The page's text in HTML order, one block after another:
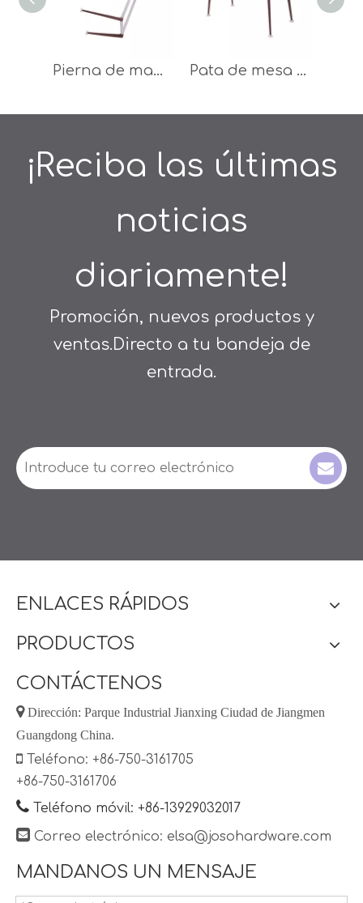
Pierna de madera de acero de los muebles de la pierna de la mesa de centro del color de la fuente de alta calidad de la fábrica Pata de mesa de color madera de acero de 1200x600x750 mm de suministro de fábrica
¡Reciba las últimas
noticias
diariamente!
Promoción, nuevos productos y
ventas.Directo a tu bandeja de
entrada.
ENLACES RÁPIDOS
PRODUCTOS
CONTÁCTENOS
Dirección: Parque Industrial Jianxing Ciudad de Jiangmen
Guangdong China.
 Teléfono: +86-750-3161705
+86-750-3161706
 Teléfono móvil: +86-13929032017
 Correo electrónico: elsa@josohardware.com
MANDANOS UN MENSAJE